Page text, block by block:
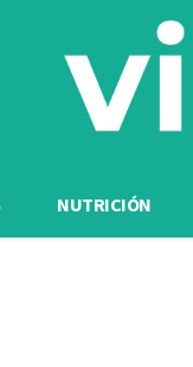
NUTRICIÓN